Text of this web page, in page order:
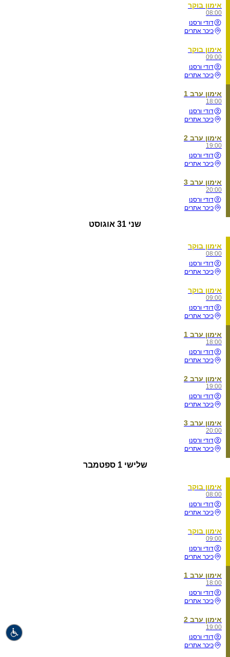
אימון בוקר
08:00
דודי ורסנו
כיכר אתרים
אימון בוקר
09:00
דודי ורסנו
כיכר אתרים
אימון ערב 1
18:00
דודי ורסנו
כיכר אתרים
אימון ערב 2
19:00
דודי ורסנו
כיכר אתרים
אימון ערב 3
20:00
דודי ורסנו
כיכר אתרים
שני 31 אוגוסט
אימון בוקר
08:00
דודי ורסנו
כיכר אתרים
אימון בוקר
09:00
דודי ורסנו
כיכר אתרים
אימון ערב 1
18:00
דודי ורסנו
כיכר אתרים
אימון ערב 2
19:00
דודי ורסנו
כיכר אתרים
אימון ערב 3
20:00
דודי ורסנו
כיכר אתרים
שלישי 1 ספטמבר
אימון בוקר
08:00
דודי ורסנו
כיכר אתרים
אימון בוקר
09:00
דודי ורסנו
כיכר אתרים
אימון ערב 1
18:00
דודי ורסנו
כיכר אתרים
אימון ערב 2
19:00
דודי ורסנו
כיכר אתרים